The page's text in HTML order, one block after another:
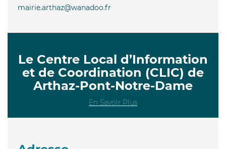
mairie.arthaz@wanadoo.fr
Le Centre Local d’Information
et de Coordination (CLIC) de
Arthaz-Pont-Notre-Dame
En Savoir Plus